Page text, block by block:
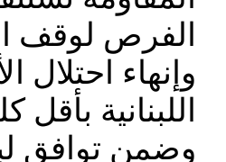
الفرص لوقف
وإنهاء احتلال
اللبنانية بأقل
وضمن توافق